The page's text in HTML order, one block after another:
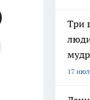
Три
17